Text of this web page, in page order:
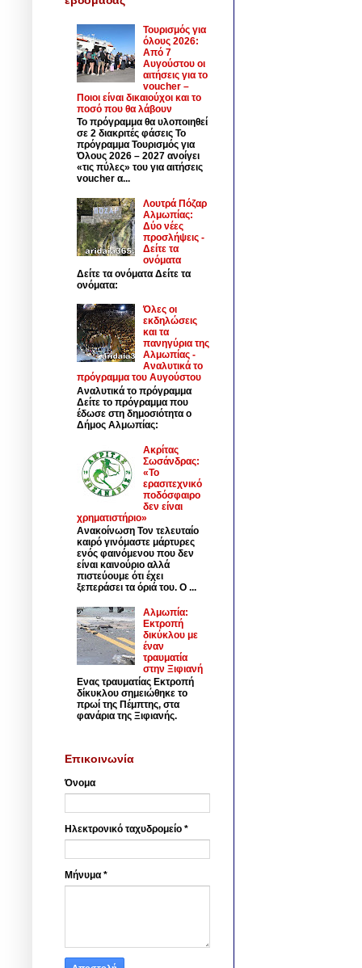
Τουρισμός για
όλους 2026:
Από 7
Αυγούστου οι
αιτήσεις για το
voucher –
Ποιοι είναι δικαιούχοι και το
ποσό που θα λάβουν
Το πρόγραμμα θα υλοποιηθεί
σε 2 διακριτές φάσεις Το
πρόγραμμα Τουρισμός για
Όλους 2026 – 2027 ανοίγει
«τις πύλες» του για αιτήσεις
voucher α...
Λουτρά Πόζαρ
Αλμωπίας:
Δύο νέες
προσλήψεις -
Δείτε τα
ονόματα
Δείτε τα ονόματα Δείτε τα
ονόματα:
Όλες οι
εκδηλώσεις
και τα
πανηγύρια της
Αλμωπίας -
Αναλυτικά το
πρόγραμμα του Αυγούστου
Αναλυτικά το πρόγραμμα
Δείτε το πρόγραμμα που
έδωσε στη δημοσιότητα ο
Δήμος Αλμωπίας:
Ακρίτας
Σωσάνδρας:
«Το
ερασιτεχνικό
ποδόσφαιρο
δεν είναι
χρηματιστήριο»
Ανακοίνωση Τον τελευταίο
καιρό γινόμαστε μάρτυρες
ενός φαινόμενου που δεν
είναι καινούριο αλλά
πιστεύουμε ότι έχει
ξεπεράσει τα όριά του. Ο ...
Αλμωπία:
Εκτροπή
δικύκλου με
έναν
τραυματία
στην Ξιφιανή
Ενας τραυματίας Εκτροπή
δίκυκλου σημειώθηκε το
πρωί της Πέμπτης, στα
φανάρια της Ξιφιανής.
Επικοινωνία
Όνομα
Ηλεκτρονικό ταχυδρομείο *
Μήνυμα *